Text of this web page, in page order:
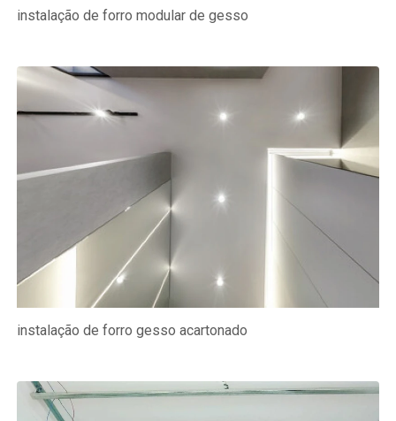
instalação de forro modular de gesso
instalação de forro gesso acartonado